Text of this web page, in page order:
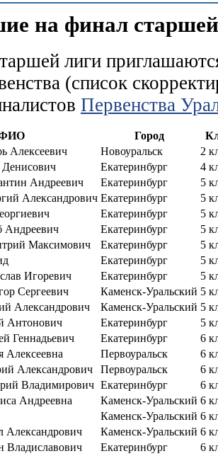
на финал
лиги
(список
Первенства
Город
Алексеевич Новоуральск
2
Екатеринбург
4
Андреевич Екатеринбург
5
Александрович Екатеринбург
5
Екатеринбург
5
Андреевич Екатеринбург
5
Максимович Екатеринбург
5
Екатеринбург
5
Игоревич Екатеринбург
5
Сергеевич Каменск-Уральский 5
Александрович Каменск-Уральский 5
Антонович Екатеринбург
5
Геннадьевич Екатеринбург
6
Алексеевна Первоуральск
6
Александрович Первоуральск
6
Владимирович Екатеринбург
6
Андреевна Каменск-Уральский 6
Каменск-Уральский 6
Александрович Каменск-Уральский 6
Владиславович Екатеринбург
6